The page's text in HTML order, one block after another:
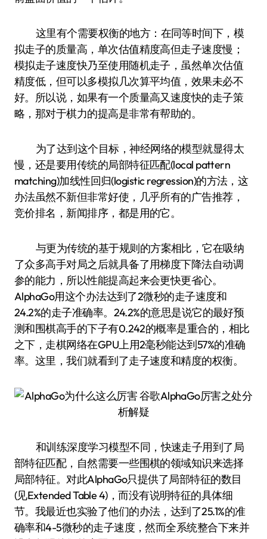
这里有个需要权衡的地方：在同等时间下，模
拟走子的质量高，单次估值精度高但走子速度慢；
模拟走子速度快乃至使用随机走子，虽然单次估值
精度低，但可以多模拟几次算平均值，效果未必不
好。所以说，如果有一个质量高又速度快的走子策
略，那对于棋力的提高是非常有帮助的。
为了达到这个目标，神经网络的模型就显得太
慢，还是要用传统的局部特征匹配(local pattern
matching)加线性回归(logistic regression)的方法，这
办法虽然不新但非常好使，几乎所有的广告推荐，
竞价排名，新闻排序，都是用的它。
与更为传统的基于规则的方案相比，它在吸纳
了众多高手对局之后就具备了用梯度下降法自动调
参的能力，所以性能提高起来会更快更省心。
AlphaGo用这个办法达到了2微秒的走子速度和
24.2%的走子准确率。24.2%的意思是说它的最好预
测和围棋高手的下子有0.242的概率是重合的，相比
之下，走棋网络在GPU上用2毫秒能达到57%的准确
率。这里，我们就看到了走子速度和精度的权衡。
和训练深度学习模型不同，快速走子用到了局
部特征匹配，自然需要一些围棋的领域知识来选择
局部特征。对此AlphaGo只提供了局部特征的数目
(见Extended Table 4)，而没有说明特征的具体细
节。我最近也实验了他们的办法，达到了25.1%的准
确率和4-5微秒的走子速度，然而全系统整合下来并